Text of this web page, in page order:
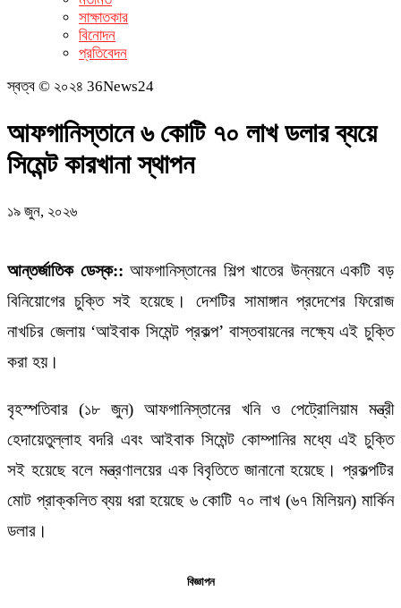
সাক্ষাতকার
বিনোদন
প্রতিবেদন
স্বত্ব © ২০২৪ 36News24
আফগানিস্তানে ৬ কোটি ৭০ লাখ ডলার ব্যয়ে
সিমেন্ট কারখানা স্থাপন
১৯ জুন, ২০২৬
আন্তর্জাতিক ডেস্ক:: আফগানিস্তানের শিল্প খাতের উন্নয়নে একটি বড়
বিনিয়োগের চুক্তি সই হয়েছে। দেশটির সামাঙ্গান প্রদেশের ফিরোজ
নাখচির জেলায় ‘আইবাক সিমেন্ট প্রকল্প’ বাস্তবায়নের লক্ষ্যে এই চুক্তি
করা হয়।
বৃহস্পতিবার (১৮ জুন) আফগানিস্তানের খনি ও পেট্রোলিয়াম মন্ত্রী
হেদায়েতুল্লাহ বদরি এবং আইবাক সিমেন্ট কোম্পানির মধ্যে এই চুক্তি
সই হয়েছে বলে মন্ত্রণালয়ের এক বিবৃতিতে জানানো হয়েছে। প্রকল্পটির
মোট প্রাক্কলিত ব্যয় ধরা হয়েছে ৬ কোটি ৭০ লাখ (৬৭ মিলিয়ন) মার্কিন
ডলার।
বিজ্ঞাপন